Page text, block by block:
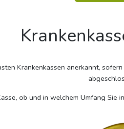
Krankenkassen anerkannt,
ob und in welchem Umfang Sie